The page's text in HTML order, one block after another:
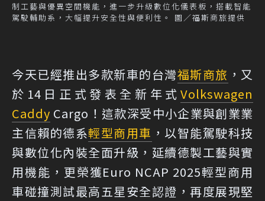
制工藝與優異空間機能，進一步升級數位化儀表板，搭載智能
駕駛輔助系，大幅提升安全性與便利性。 圖／福斯商旅提供
今天已經推出多款新車的台灣福斯商旅 ，又
於14日正式發表全新年式 Volkswagen
Caddy Cargo！這款深受中小企業與創業業
主信賴的德系輕型商用車 ，以智能駕駛科技
與數位化內裝全面升級，延續德製工藝與實
用機能，更榮獲Euro NCAP 2025輕型商用
車碰撞測試最高五星安全認證，再度展現堅